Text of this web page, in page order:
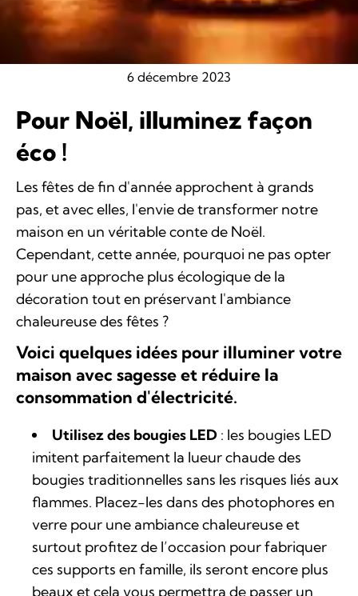
6 décembre 2023
Pour Noël, illuminez façon
éco !
Les fêtes de fin d'année approchent à grands
pas, et avec elles, l'envie de transformer notre
maison en un véritable conte de Noël.
Cependant, cette année, pourquoi ne pas opter
pour une approche plus écologique de la
décoration tout en préservant l'ambiance
chaleureuse des fêtes ?
Voici quelques idées pour illuminer votre
maison avec sagesse et réduire la
consommation d'électricité.
Utilisez des bougies LED : les bougies LED
imitent parfaitement la lueur chaude des
bougies traditionnelles sans les risques liés aux
flammes. Placez-les dans des photophores en
verre pour une ambiance chaleureuse et
surtout profitez de l’occasion pour fabriquer
ces supports en famille, ils seront encore plus
beaux et cela vous permettra de passer un